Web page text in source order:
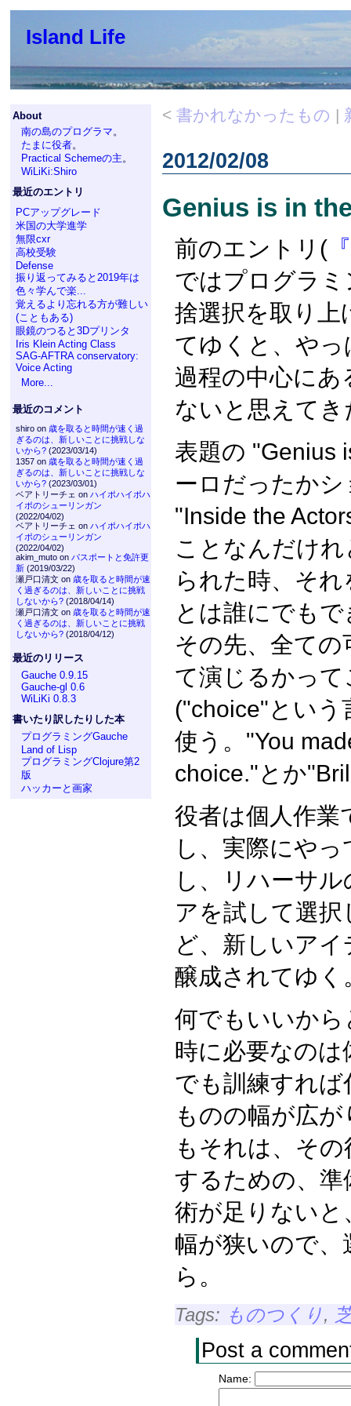
Island Life
About
南の島のプログラマ。
たまに役者。
Practical Schemeの主。
WiLiKi:Shiro
最近のエントリ
PCアップグレード
米国の大学進学
無限cxr
高校受験
Defense
振り返ってみると2019年は
色々学んで楽...
覚えるより忘れる方が難しい
(こともある)
眼鏡のつると3Dプリンタ
Iris Klein Acting Class
SAG-AFTRA conservatory:
Voice Acting
More...
最近のコメント
shiro on 歳を取ると時間が速く過
ぎるのは、新しいことに挑戦しな
いから?(2023/03/14)
1357 on 歳を取ると時間が速く過
ぎるのは、新しいことに挑戦しな
いから?(2023/03/01)
ベアトリーチェ on ハイポハイポハ
イポのシューリンガン
(2022/04/02)
ベアトリーチェ on ハイポハイポハ
イポのシューリンガン
(2022/04/02)
akim_muto on パスポートと免許更
新(2019/03/22)
瀬戸口清文 on 歳を取ると時間が速
く過ぎるのは、新しいことに挑戦
しないから?(2018/04/14)
瀬戸口清文 on 歳を取ると時間が速
く過ぎるのは、新しいことに挑戦
しないから?(2018/04/12)
最近のリリース
Gauche 0.9.15
Gauche-gl 0.6
WiLiKi 0.8.3
書いたり訳したりした本
プログラミングGauche
Land of Lisp
プログラミングClojure第2
版
ハッカーと画家
< 書かれなかったもの |
2012/02/08
Genius is in
前のエントリ(
ではプログラ
捨選択を取り上
てゆくと、や
過程の中心に
ないと思えてき
表題の "Genius
ーロだったか
"Inside the
ことなんだけ
られた時、そ
とは誰にでも
その先、全て
て演じるかっ
("choice"という
使う。"You
choice."とか
役者は個人作業
し、実際にや
し、リハーサ
アを試して選
ど、新しいア
醸成されてゆく
何でもいいか
時に必要なのは
でも訓練すれ
ものの幅が広
もそれは、そ
するための、準
術が足りない
幅が狭いので
ら。
Tags: ものつくり,
Post a
Name: